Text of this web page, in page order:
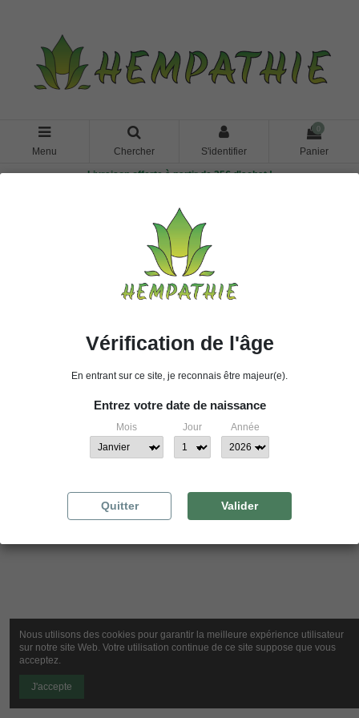
Menu Chercher S'identifier
0
Panier
Livraison offerte à partir de 35€ d'achat !
Pastilles CBG
Nous sommes sur le point d'ajouter plein de produits sympas à
Vérification de l'âge
En entrant sur ce site, je reconnais être majeur(e).
Entrez votre date de naissance
Mois Jour Année
Quitter Valider
Nous utilisons des cookies pour garantir la meilleure expérience utilisateur
sur notre site Web. Votre utilisation continue de ce site suppose que vous
acceptez.
J'accepte